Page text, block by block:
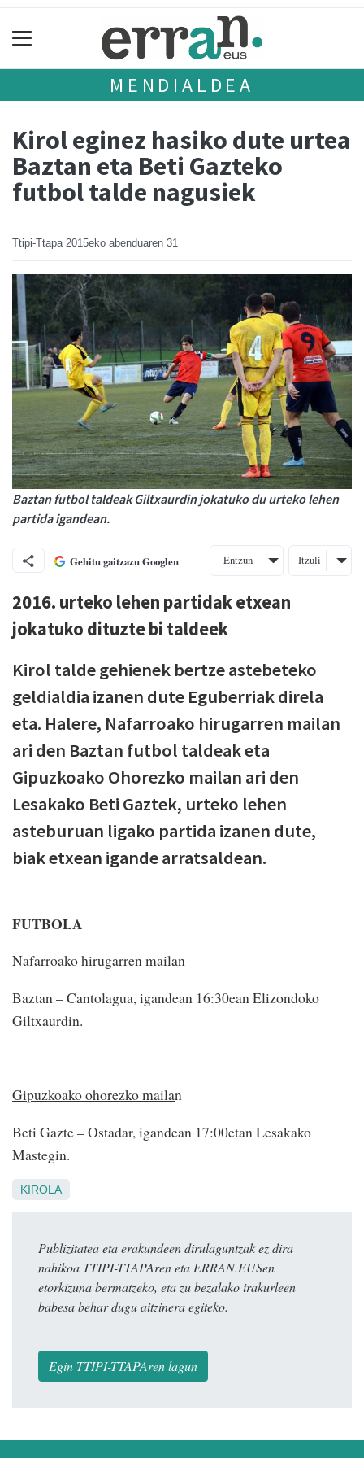
MENDIALDEA
Kirol eginez hasiko dute urtea
Baztan eta Beti Gazteko
futbol talde nagusiek
Ttipi-Ttapa 2015eko abenduaren 31
Baztan futbol taldeak Giltxaurdin jokatuko du urteko lehen
partida igandean.
Gehitu gaitzazu Googlen Entzun Itzuli
2016. urteko lehen partidak etxean
jokatuko dituzte bi taldeek
Kirol talde gehienek bertze astebeteko
geldialdia izanen dute Eguberriak direla
eta. Halere, Nafarroako hirugarren mailan
ari den Baztan futbol taldeak eta
Gipuzkoako Ohorezko mailan ari den
Lesakako Beti Gaztek, urteko lehen
asteburuan ligako partida izanen dute,
biak etxean igande arratsaldean.
FUTBOLA
Nafarroako hirugarren mailan
Baztan – Cantolagua, igandean 16:30ean Elizondoko
Giltxaurdin.
Gipuzkoako ohorezko mailan
Beti Gazte – Ostadar, igandean 17:00etan Lesakako
Mastegin.
KIROLA
Publizitatea eta erakundeen dirulaguntzak ez dira
nahikoa TTIPI-TTAPAren eta ERRAN.EUSen
etorkizuna bermatzeko, eta zu bezalako irakurleen
babesa behar dugu aitzinera egiteko.
Egin TTIPI-TTAPAren lagun